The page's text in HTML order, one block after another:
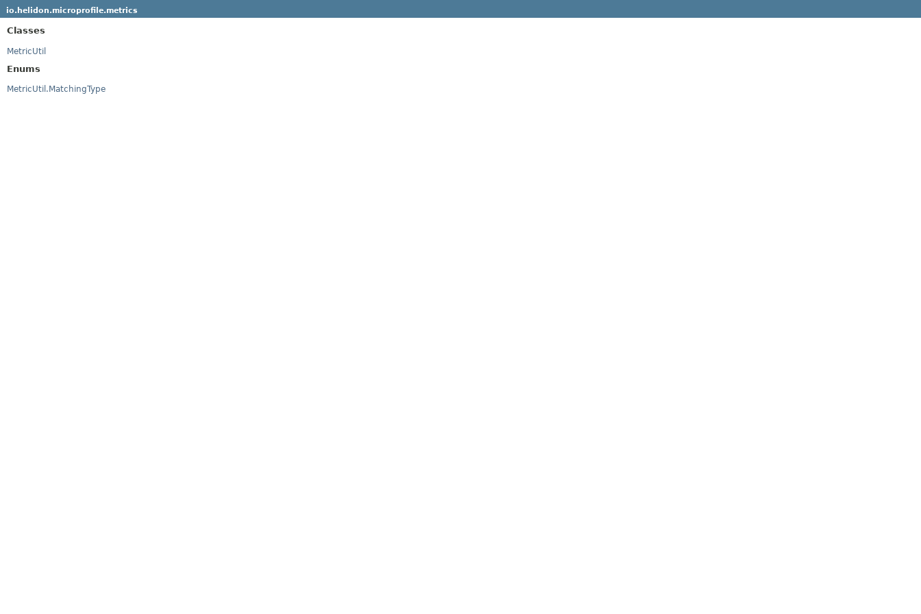
io.helidon.microprofile.metrics
Classes
MetricUtil
Enums
MetricUtil.MatchingType